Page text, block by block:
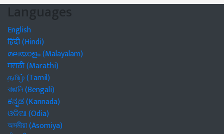
Languages
English
हिंदी (Hindi)
മലയാളം (Malayalam)
मराठी (Marathi)
தமிழ் (Tamil)
বাঙালি (Bengali)
ಕನ್ನಡ (Kannada)
ଓଡିଆ (Odia)
অসমীয়া (Asomiya)